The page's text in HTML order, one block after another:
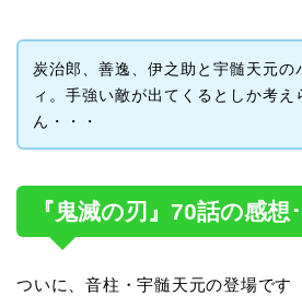
炭治郎、善逸、伊之助と宇髄天元の
ィ。手強い敵が出てくるとしか考え
ん・・・
『鬼滅の刃』70話の感想
ついに、音柱・宇髄天元の登場です